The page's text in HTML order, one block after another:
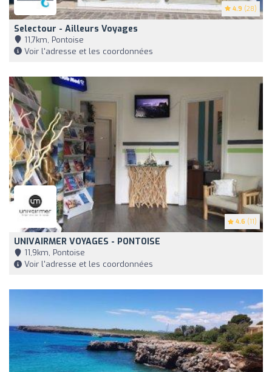
4.9 (28)
Selectour - Ailleurs Voyages
11,7km, Pontoise
Voir l'adresse et les coordonnées
4.6 (11)
UNIVAIRMER VOYAGES - PONTOISE
11,9km, Pontoise
Voir l'adresse et les coordonnées